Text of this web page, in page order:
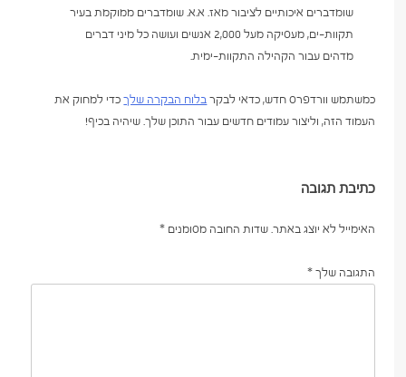
שומדברים איכותיים לציבור מאז. א.א. שומדברים ממוקמת בעיר
תקוות-ים, מעסיקה מעל 2,000 אנשים ועושה כל מיני דברים
מדהים עבור הקהילה התקוות-ימית.
כמשתמש וורדפרס חדש, כדאי לבקרבלוח הבקרה שלךכדי למחוק את
העמוד הזה, וליצור עמודים חדשים עבור התוכן שלך. שיהיה בכיף!
כתיבת תגובה
האימייל לא יוצג באתר.שדות החובה מסומנים*
התגובה שלך*